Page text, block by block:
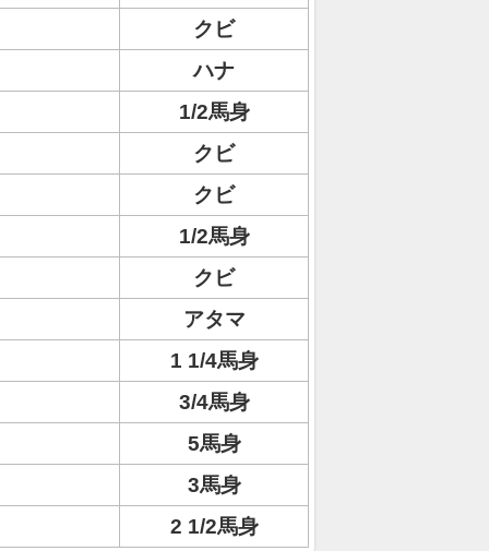
クビ
ハナ
1/2馬身
クビ
クビ
1/2馬身
クビ
アタマ
1 1/4馬身
3/4馬身
5馬身
3馬身
2 1/2馬身